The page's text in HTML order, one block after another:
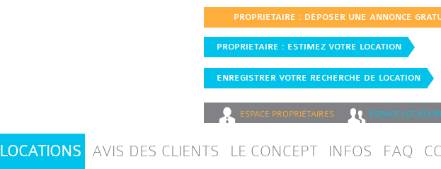
PROPRIETAIRE : DÉPOSER UNE ANNONCE
PROPRIETAIRE : ESTIMEZ VOTRE LOCATION
ENREGISTRER VOTRE RECHERCHE DE LOCATION
ESPACE PROPRIÉTAIRES ESPACE
LOCATIONS AVIS DES CLIENTS LE CONCEPT INFOS FAQ